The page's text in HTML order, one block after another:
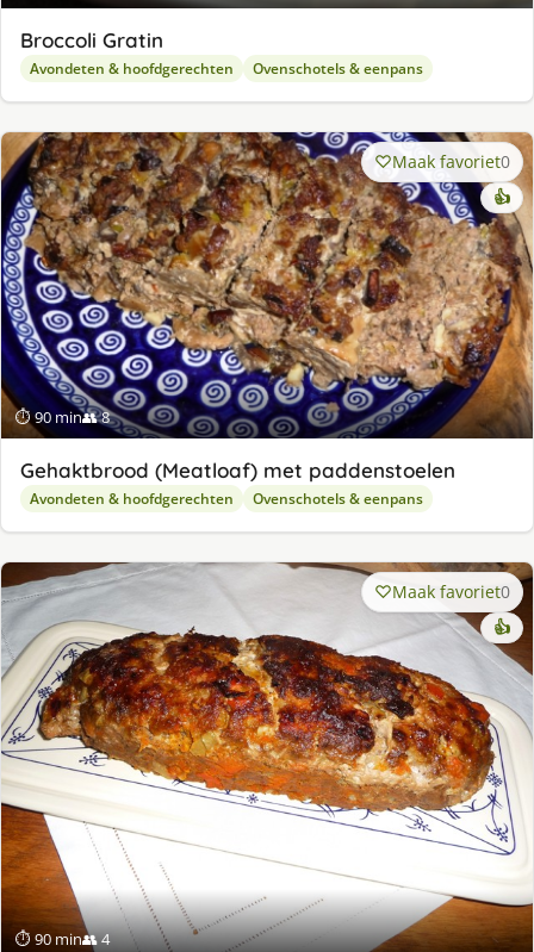
Broccoli Gratin
Avondeten & hoofdgerechten Ovenschotels & eenpans
⏱ 90 min👥 8
Maak favoriet0
👍
Gehaktbrood (Meatloaf) met paddenstoelen
Avondeten & hoofdgerechten Ovenschotels & eenpans
⏱ 90 min👥 4
Maak favoriet0
👍